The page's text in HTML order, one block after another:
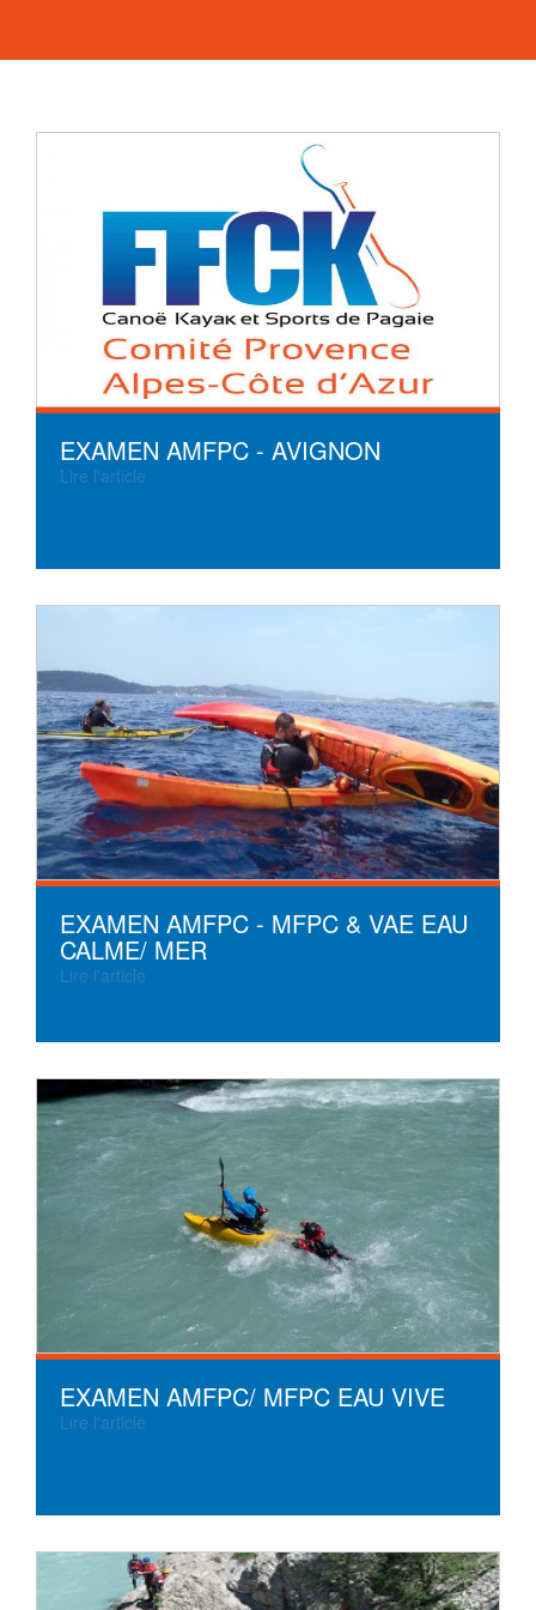
EXAMEN AMFPC - AVIGNON
Lire l'article
EXAMEN AMFPC - MFPC & VAE EAU
CALME/ MER
Lire l'article
EXAMEN AMFPC/ MFPC EAU VIVE
Lire l'article